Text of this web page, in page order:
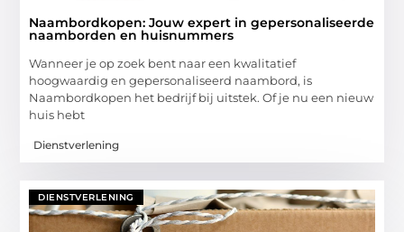
Naambordkopen: Jouw expert in gepersonaliseerde
naamborden en huisnummers
Wanneer je op zoek bent naar een kwalitatief
hoogwaardig en gepersonaliseerd naambord, is
Naambordkopen het bedrijf bij uitstek. Of je nu een nieuw
huis hebt
Dienstverlening
DIENSTVERLENING